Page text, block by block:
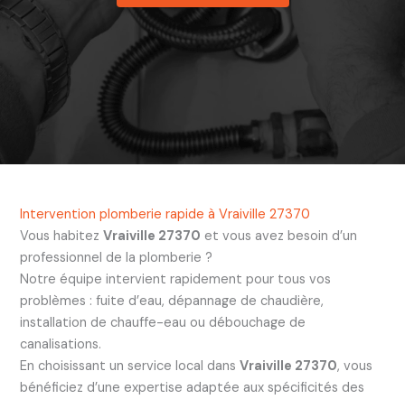
Intervention plomberie rapide à Vraiville 27370
Vous habitez Vraiville 27370 et vous avez besoin d’un
professionnel de la plomberie ?
Notre équipe intervient rapidement pour tous vos
problèmes : fuite d’eau, dépannage de chaudière,
installation de chauffe-eau ou débouchage de
canalisations.
En choisissant un service local dans Vraiville 27370, vous
bénéficiez d’une expertise adaptée aux spécificités des